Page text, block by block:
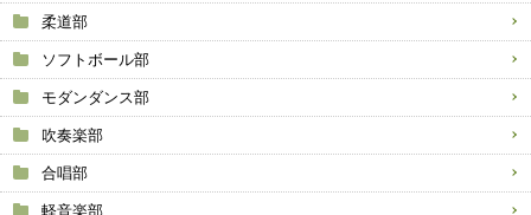
柔道部
ソフトボール部
モダンダンス部
吹奏楽部
合唱部
軽音楽部